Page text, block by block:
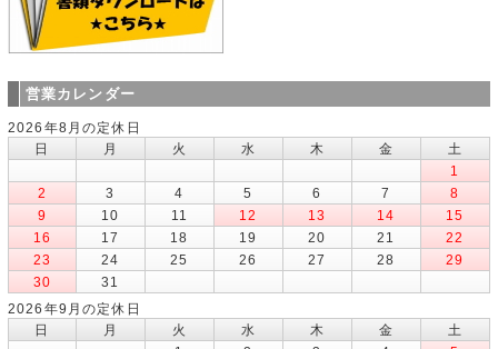
営業カレンダー
2026年8月の定休日
日
月 火 水 木 金
土
1
2
3 4 5 6 7
8
9
10 11 12 13 14
15
16
17 18 19 20 21
22
23
24 25 26 27 28
29
30
31
2026年9月の定休日
日
月 火 水 木 金
土